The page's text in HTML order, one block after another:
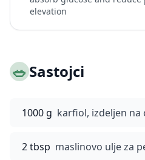
elevation
🥗Sastojci
1000 g karfiol, izdeljen na
2 tbsp maslinovo ulje za